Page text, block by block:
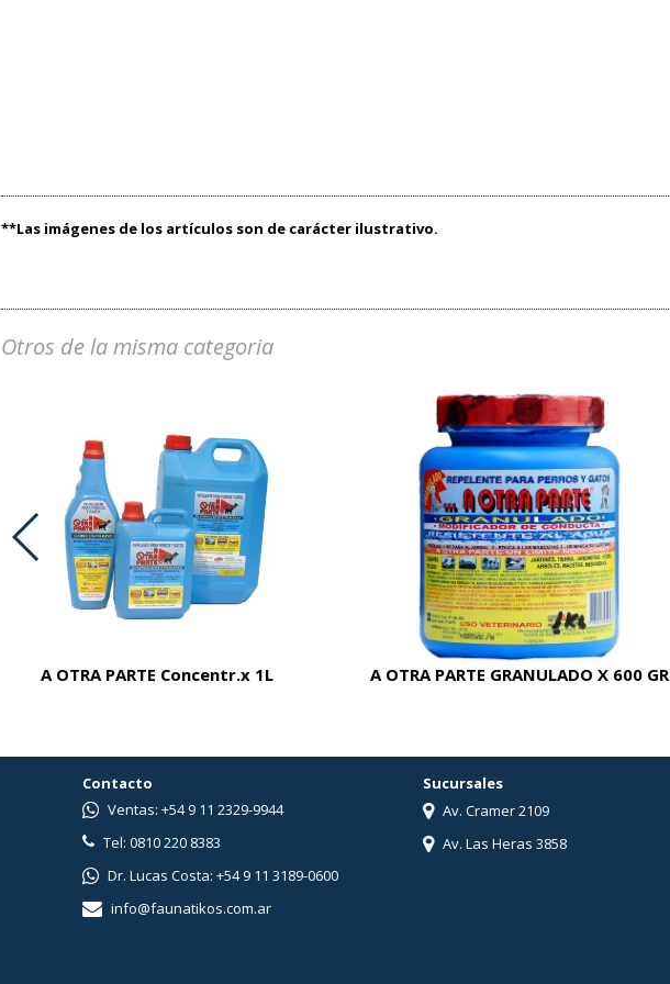
**Las imágenes de los artículos son de carácter ilustrativo.
Otros de la misma categoria
A OTRA PARTE Concentr.x 1L A OTRA PARTE GRANULADO X 600 GR
Contacto
Ventas: +54 9 11 2329-9944
Tel: 0810 220 8383
Dr. Lucas Costa: +54 9 11 3189-0600
info@faunatikos.com.ar
Sucursales
Av. Cramer 2109
Av. Las Heras 3858